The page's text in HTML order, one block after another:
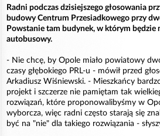
Radni podczas dzisiejszego głosowania
budowy Centrum Przesiadkowego przy
Powstanie tam budynek, w którym będzie
autobusowy.
- Nie chcę, by Opole miało powiatowy
czasy głębokiego PRL-u - mówił przed
Arkadiusz Wiśniewski. - Mieszkańcy
projekt i szczerze nie pamiętam tak
rozwiązań, które proponowalibyśmy w
wyborcza, więc radni często starają się
być na "nie" dla takiego rozwiązania -